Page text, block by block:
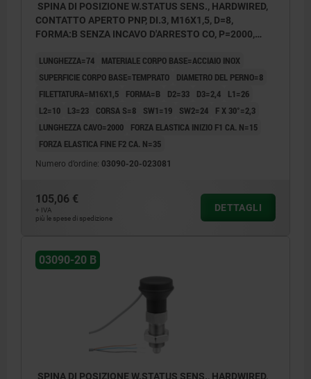
SPINA DI POSIZIONE W.STATUS SENS., HARDWIRED,
CONTATTO APERTO PNP, DI.3, M16X1,5, D=8,
FORMA:B SENZA INCAVO D'ARRESTO CO, P=2000,
TERMOPLASTICA GRIGIO NERASTRO RAL7021
LUNGHEZZA=74
MATERIALE CORPO BASE=ACCIAIO INOX
SUPERFICIE CORPO BASE=TEMPRATO
DIAMETRO DEL PERNO=8
FILETTATURA=M16X1,5
FORMA=B D2=33 D3=2,4
L1=26
L2=10
L3=23 CORSA S=8 SW1=19 SW2=24
F X 30°=2,3
LUNGHEZZA CAVO=2000
FORZA ELASTICA INIZIO F1 CA. N=15
FORZA ELASTICA FINE F2 CA. N=35
Numero d’ordine: 03090-20-023081
105,06 €
+ IVA
più le spese di spedizione
DETTAGLI
03090-20 B
SPINA DI POSIZIONE W.STATUS SENS., HARDWIRED,